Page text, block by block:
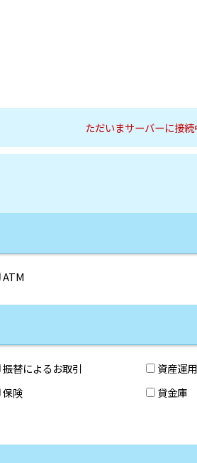
ただいまサーバーに接続
ATM
振替によるお取引 資産運
保険 貸金庫